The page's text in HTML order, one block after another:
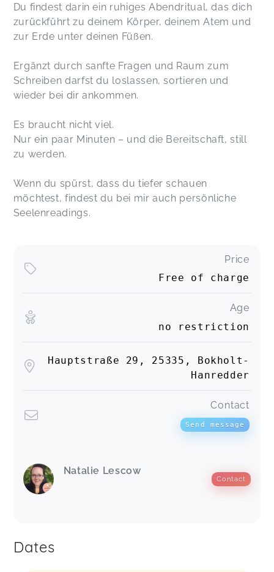
Du findest darin ein ruhiges Abendritual, das dich
zurückführt zu deinem Körper, deinem Atem und
zur Erde unter deinen Füßen.
Ergänzt durch sanfte Fragen und Raum zum
Schreiben darfst du loslassen, sortieren und
wieder bei dir ankommen.
Es braucht nicht viel.
Nur ein paar Minuten – und die Bereitschaft, still
zu werden.
Wenn du spürst, dass du tiefer schauen
möchtest, findest du bei mir auch persönliche
Seelenreadings.
Price
Free of charge
Age
no restriction
Hauptstraße 29, 25335, Bokholt-
Hanredder
Contact
Send message
Natalie Lescow
Contact
Dates